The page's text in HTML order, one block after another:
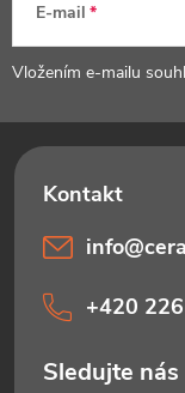
E-mail
Vložením e-mailu
info@
+420